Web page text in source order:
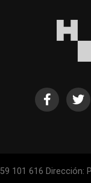
101 616 Dirección: